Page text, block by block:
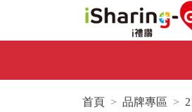
首頁 品牌專區